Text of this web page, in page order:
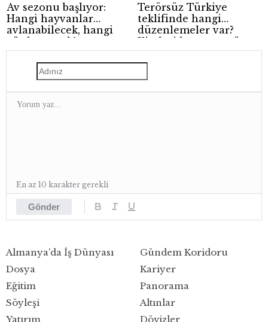
Av sezonu başlıyor:
Hangi hayvanlar
avlanabilecek, hangi
günler yasak?
Terörsüz Türkiye
teklifinde hangi
düzenlemeler var?
Kimleri kapsıyor, süreç
nasıl işleyecek?
Gönder
En az 10 karakter gerekli
Almanya’da İş Dünyası
Dosya
Eğitim
Gündem Koridoru
Kariyer
Panorama
Söyleşi
Yatırım
Altınlar
Dövizler